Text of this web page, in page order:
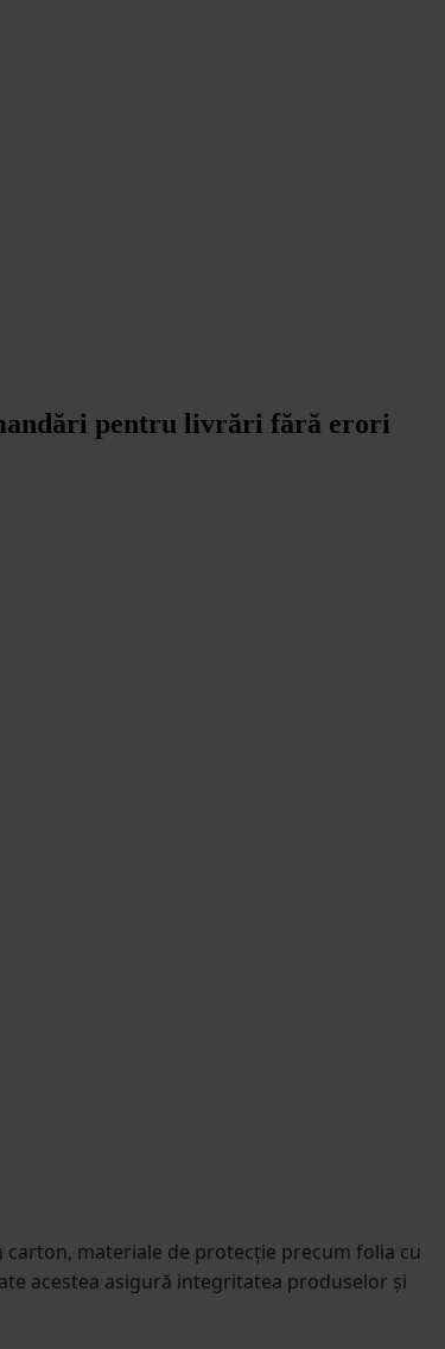
pentru livrări fără erori
materiale de protecție precum folia cu
acestea asigură integritatea produselor și